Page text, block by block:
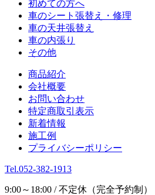
初めての方へ
車のシート張替え・修理
車の天井張替え
車の内張り
その他
商品紹介
会社概要
お問い合わせ
特定商取引表示
新着情報
施工例
プライバシーポリシー
Tel.052-382-1913
9:00～18:00 / 不定休（完全予約制）